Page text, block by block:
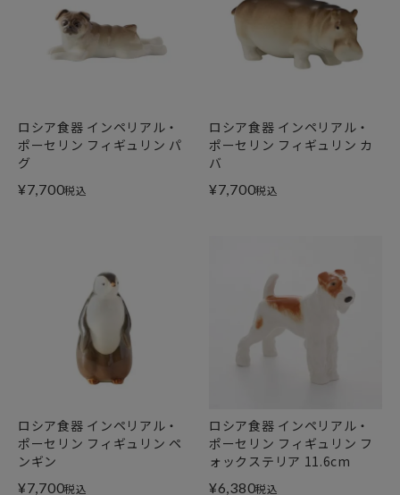
ロシア食器 インペリアル・
ポーセリン フィギュリン パ
グ
¥7,700税込
ロシア食器 インペリアル・
ポーセリン フィギュリン カ
バ
¥7,700税込
ロシア食器 インペリアル・
ポーセリン フィギュリン ペ
ンギン
¥7,700税込
ロシア食器 インペリアル・
ポーセリン フィギュリン フ
ォックステリア 11.6cm
¥6,380税込